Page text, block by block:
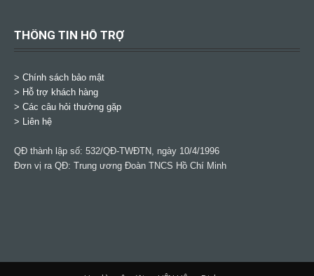
THÔNG TIN HỖ TRỢ
> Chính sách bảo mật
> Hỗ trợ khách hàng
> Các câu hỏi thường gặp
> Liên hệ
QĐ thành lập số: 532/QĐ-TWĐTN, ngày 10/4/1996
Đơn vị ra QĐ: Trung ương Đoàn TNCS Hồ Chí Minh